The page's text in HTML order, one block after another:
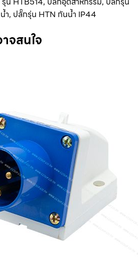
ำ, ปลั๊กรุ่น HTN กันน้ำ IP44
จสนใจ